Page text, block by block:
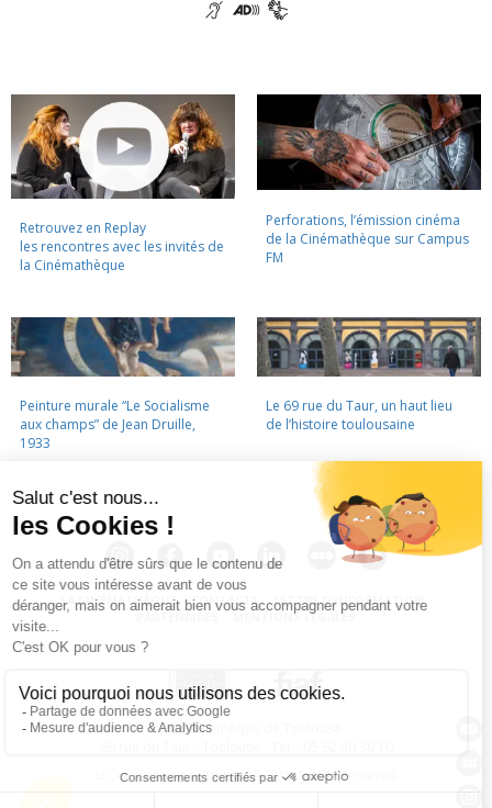
Retrouvez en Replay
les rencontres avec les invités de
la Cinémathèque
Perforations, l’émission cinéma
de la Cinémathèque sur Campus
FM
Peinture murale “Le Socialisme
aux champs” de Jean Druille,
1933
Le 69 rue du Taur, un haut lieu
de l’histoire toulousaine
LA CINÉMATHÈQUE CONTACTS · LETTRE D'INFORMATION
PARTENAIRES · MENTIONS LÉGALES
La Cinémathèque de Toulouse
La Cinémathèque de Toulouse © 2015. Tous droits réservés.